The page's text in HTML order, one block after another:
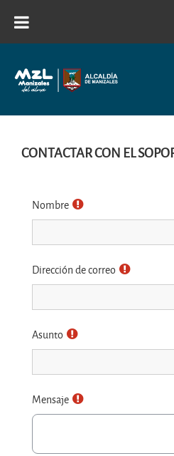
CONTACTAR CON EL
Nombre
Dirección de correo
Asunto
Mensaje